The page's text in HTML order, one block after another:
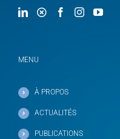
MENU
À PROPOS
ACTUALITÉS
PUBLICATIONS